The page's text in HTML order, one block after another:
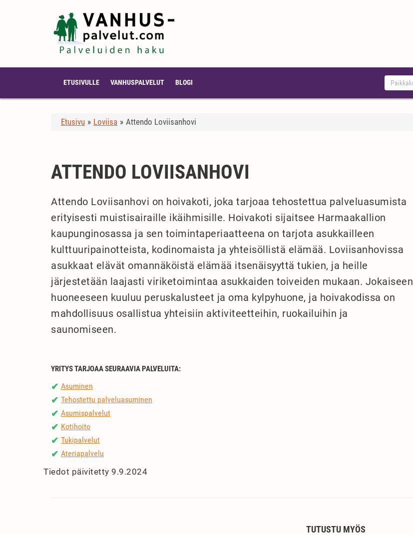
ETUSIVULLE VANHUSPALVELUT BLOGI
Etusivu » Loviisa » Attendo Loviisanhovi
ATTENDO LOVIISANHOVI
Attendo Loviisanhovi on hoivakoti, joka tarjoaa tehostettua palveluasumista
erityisesti muistisairaille ikäihmisille. Hoivakoti sijaitsee Harmaakallion
kaupunginosassa ja sen toimintaperiaatteena on tarjota asukkailleen
kulttuuripainotteista, kodinomaista ja yhteisöllistä elämää. Loviisanhovissa
asukkaat elävät omannäköistä elämää itsenäisyyttä tukien, ja heille
järjestetään laajasti viriketoimintaa asukkaiden toiveiden mukaan. Jokaiseen
huoneeseen kuuluu peruskalusteet ja oma kylpyhuone, ja hoivakodissa on
mahdollisuus osallistua yhteisiin aktiviteetteihin, ruokailuihin ja
saunomiseen.
YRITYS TARJOAA SEURAAVIA PALVELUITA:
✔ Asuminen
✔ Tehostettu palveluasuminen
✔ Asumispalvelut
✔ Kotihoito
✔ Tukipalvelut
✔ Ateriapalvelu
Tiedot päivitetty 9.9.2024
TUTUSTU MYÖS